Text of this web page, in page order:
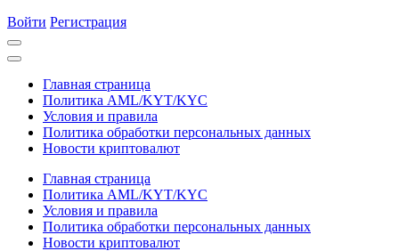
Войти Регистрация
Главная страница
Политика AML/KYT/KYC
Условия и правила
Политика обработки персональных данных
Новости криптовалют
Главная страница
Политика AML/KYT/KYC
Условия и правила
Политика обработки персональных данных
Новости криптовалют